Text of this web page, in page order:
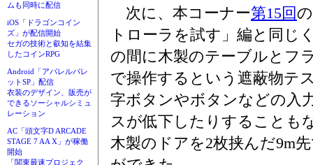
ムも同時に配信
iOS「ドラゴンコイン
ズ」が配信開始
セガの技術と叡知を結集
したコインRPG
Android「アパレルパレ
ットSP」配信
衣装のデザイン、販売が
できるソーシャルシミュ
レーション
AC「頭文字D ARCADE
STAGE 7 AA X」が稼働
開始
「関東最速プロジェク
次に、本コーナー第15回
トローラを試す」編と同じ
の間に木製のテーブルとフ
で操作するという遮蔽物テ
字ボタンやボタンなどの入
スが低下したりすることも
木製のドアを2枚挟んだ9m